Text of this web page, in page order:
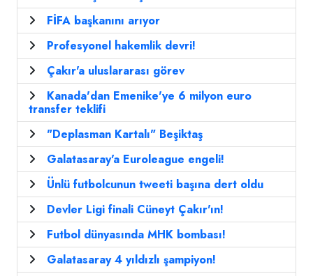
FİFA başkanını arıyor
Profesyonel hakemlik devri!
Çakır'a uluslararası görev
Kanada'dan Emenike'ye 6 milyon euro
transfer teklifi
"Deplasman Kartalı" Beşiktaş
Galatasaray'a Euroleague engeli!
Ünlü futbolcunun tweeti başına dert oldu
Devler Ligi finali Cüneyt Çakır'ın!
Futbol dünyasında MHK bombası!
Galatasaray 4 yıldızlı şampiyon!